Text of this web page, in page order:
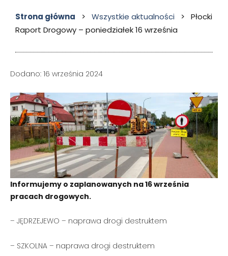
Strona główna > Wszystkie aktualności > Płocki
Raport Drogowy – poniedziałek 16 września
Dodano: 16 września 2024
Informujemy o zaplanowanych na 16 września
pracach drogowych.
– JĘDRZEJEWO – naprawa drogi destruktem
– SZKOLNA – naprawa drogi destruktem